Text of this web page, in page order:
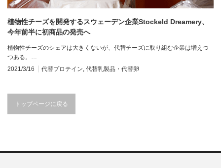
植物性チーズを開発するスウェーデン企業Stockeld Dreamery、
今年前半に初商品の発売へ
植物性チーズのシェアは大きくないが、代替チーズに取り組む企業は増えつ
つある。…
2021/3/16
代替プロテイン, 代替乳製品・代替卵
トップページに戻る